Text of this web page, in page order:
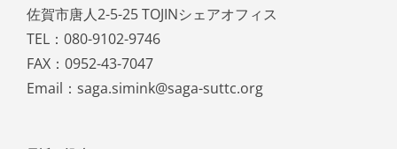
佐賀市唐人2-5-25 TOJINシェアオフィス
TEL：080-9102-9746
FAX：0952-43-7047
Email：saga.simink@saga-suttc.org